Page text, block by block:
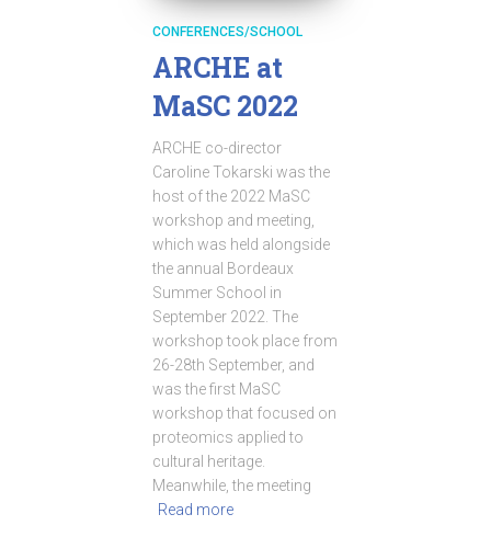
CONFERENCES/SCHOOL
ARCHE at
MaSC 2022
ARCHE co-director
Caroline Tokarski was the
host of the 2022 MaSC
workshop and meeting,
which was held alongside
the annual Bordeaux
Summer School in
September 2022. The
workshop took place from
26-28th September, and
was the first MaSC
workshop that focused on
proteomics applied to
cultural heritage.
Meanwhile, the meeting
Read more